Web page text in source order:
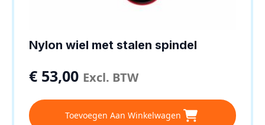
Nylon wiel met stalen spindel
€ 53,00 Excl. BTW
Toevoegen Aan Winkelwagen